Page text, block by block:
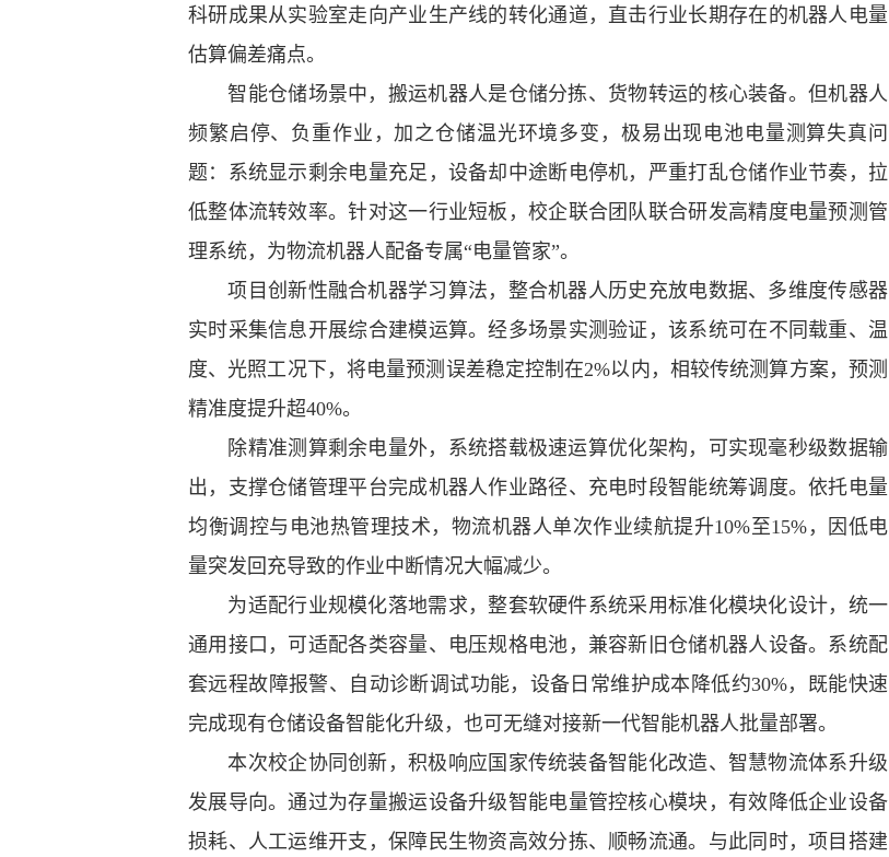
科研成果从实验室走向产业生产线的转化通道，直击行业长期存在的机器人电量
估算偏差痛点。
智能仓储场景中，搬运机器人是仓储分拣、货物转运的核心装备。但机器人
频繁启停、负重作业，加之仓储温光环境多变，极易出现电池电量测算失真问
题：系统显示剩余电量充足，设备却中途断电停机，严重打乱仓储作业节奏，拉
低整体流转效率。针对这一行业短板，校企联合团队联合研发高精度电量预测管
理系统，为物流机器人配备专属“电量管家”。
项目创新性融合机器学习算法，整合机器人历史充放电数据、多维度传感器
实时采集信息开展综合建模运算。经多场景实测验证，该系统可在不同载重、温
度、光照工况下，将电量预测误差稳定控制在2%以内，相较传统测算方案，预测
精准度提升超40%。
除精准测算剩余电量外，系统搭载极速运算优化架构，可实现毫秒级数据输
出，支撑仓储管理平台完成机器人作业路径、充电时段智能统筹调度。依托电量
均衡调控与电池热管理技术，物流机器人单次作业续航提升10%至15%，因低电
量突发回充导致的作业中断情况大幅减少。
为适配行业规模化落地需求，整套软硬件系统采用标准化模块化设计，统一
通用接口，可适配各类容量、电压规格电池，兼容新旧仓储机器人设备。系统配
套远程故障报警、自动诊断调试功能，设备日常维护成本降低约30%，既能快速
完成现有仓储设备智能化升级，也可无缝对接新一代智能机器人批量部署。
本次校企协同创新，积极响应国家传统装备智能化改造、智慧物流体系升级
发展导向。通过为存量搬运设备升级智能电量管控核心模块，有效降低企业设备
损耗、人工运维开支，保障民生物资高效分拣、顺畅流通。与此同时，项目搭建